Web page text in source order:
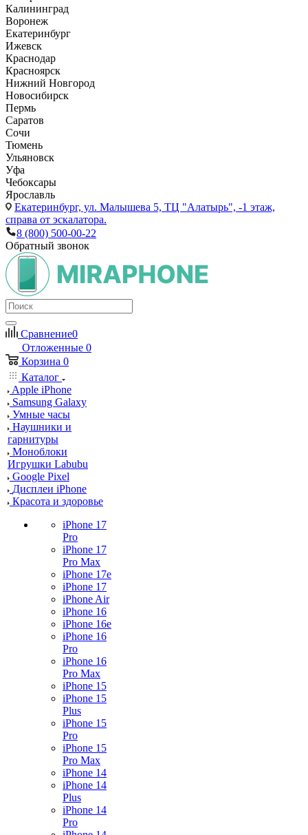
Калининград
Воронеж
Екатеринбург
Ижевск
Краснодар
Красноярск
Нижний Новгород
Новосибирск
Пермь
Саратов
Сочи
Тюмень
Ульяновск
Уфа
Чебоксары
Ярославль
Екатеринбург, ул. Малышева 5, ТЦ "Алатырь", -1 этаж,
справа от эскалатора.
8 (800) 500-00-22
Обратный звонок
Сравнение0
Отложенные 0
Корзина 0
Каталог
Apple iPhone
Samsung Galaxy
Умные часы
Наушники и
гарнитуры
Моноблоки
Игрушки Labubu
Google Pixel
Дисплеи iPhone
Красота и здоровье
iPhone 17
Pro
iPhone 17
Pro Max
iPhone 17e
iPhone 17
iPhone Air
iPhone 16
iPhone 16e
iPhone 16
Pro
iPhone 16
Pro Max
iPhone 15
iPhone 15
Plus
iPhone 15
Pro
iPhone 15
Pro Max
iPhone 14
iPhone 14
Plus
iPhone 14
Pro